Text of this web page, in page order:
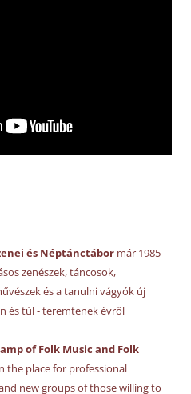
és Néptánctábor már 1985
zenészek, táncosok,
és a tanulni vágyók új
és túl - teremtenek évről
of Folk Music and Folk
the place for professional
new groups of those willing to